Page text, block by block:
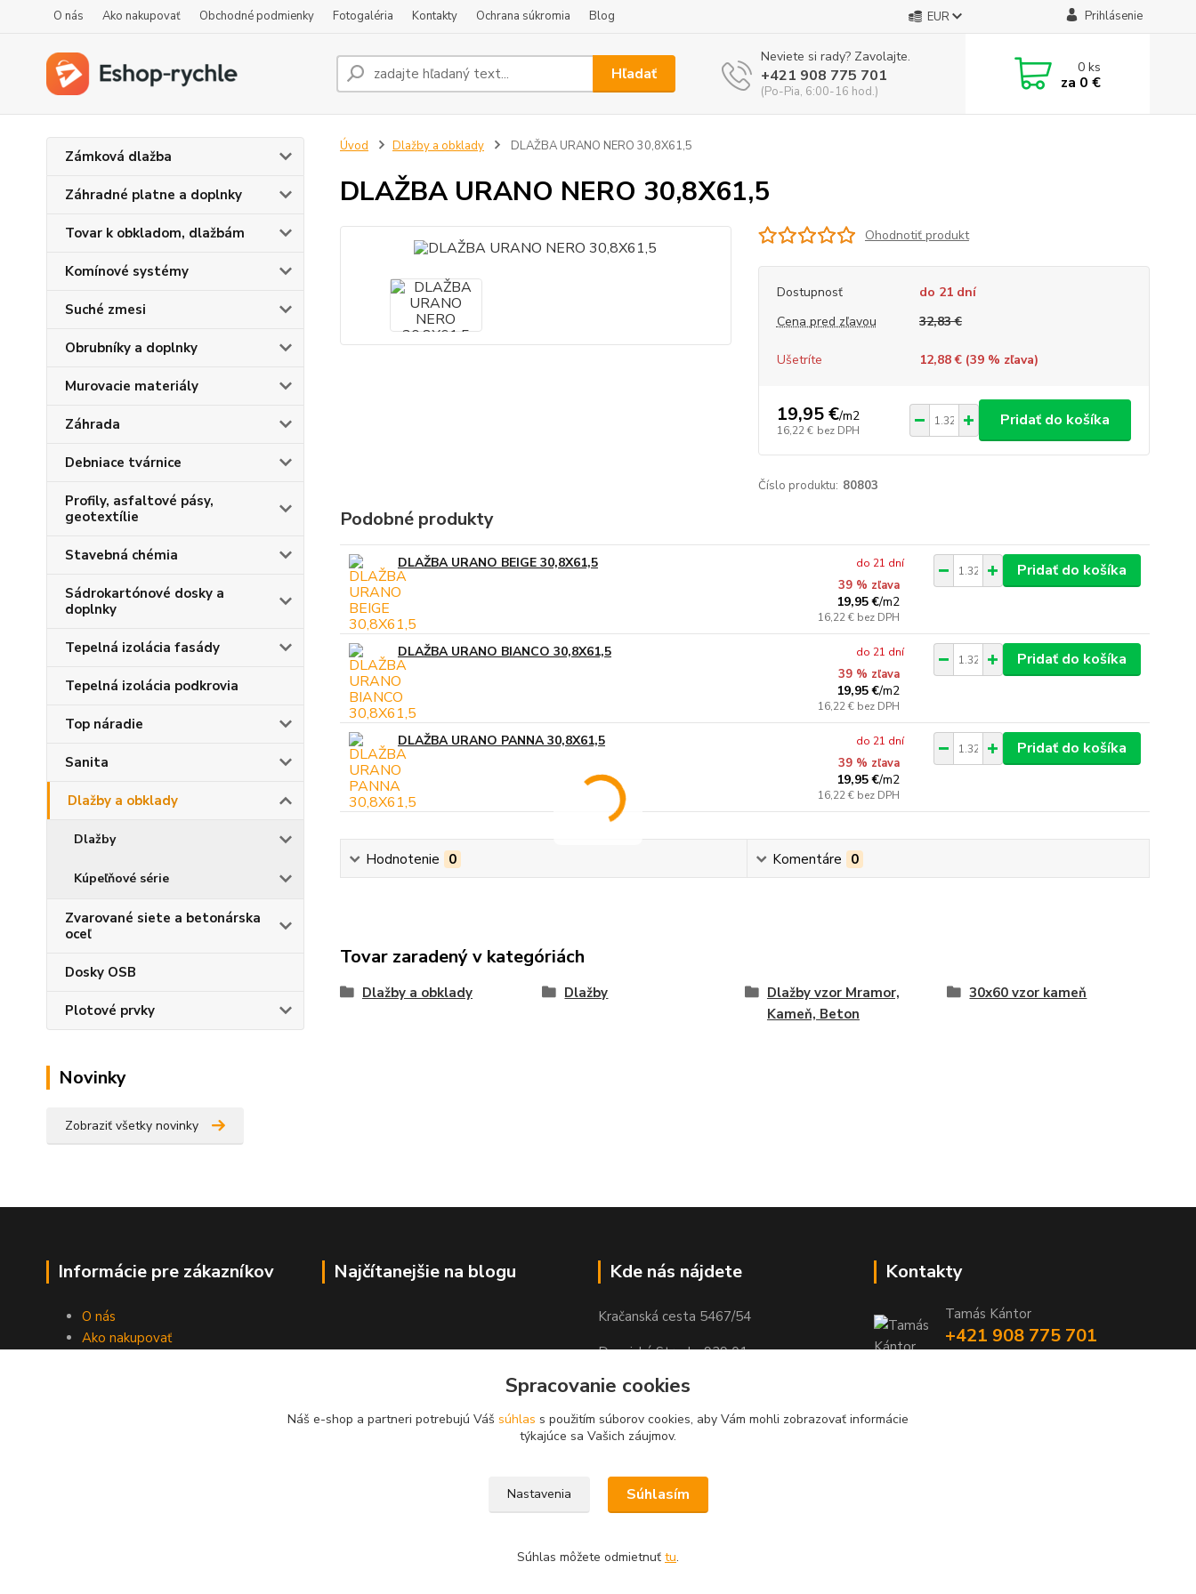
O nás Ako nakupovať Obchodné podmienky Fotogaléria Kontakty Ochrana súkromia Blog EUR Prihlásenie
Hľadať
Neviete si rady? Zavolajte.
+421 908 775 701
(Po-Pia, 6:00-16 hod.)
0ks
za 0 €
Zámková dlažba
Záhradné platne a doplnky
Tovar k obkladom, dlažbám
Komínové systémy
Suché zmesi
Obrubníky a doplnky
Murovacie materiály
Záhrada
Debniace tvárnice
Profily, asfaltové pásy,
geotextílie
Stavebná chémia
Sádrokartónové dosky a
doplnky
Tepelná izolácia fasády
Tepelná izolácia podkrovia
Top náradie
Sanita
Dlažby a obklady
Dlažby
Kúpeľňové série
Zvarované siete a betonárska
oceľ
Dosky OSB
Plotové prvky
Novinky
Zobraziť všetky novinky
Úvod Dlažby a obklady DLAŽBA URANO NERO 30,8X61,5
DLAŽBA URANO NERO 30,8X61,5
Ohodnotiť produkt
Dostupnosť
do 21 dní
Cena pred zľavou
32,83 €
Ušetríte 12,88 € (39% zľava)
19,95 €/m2
16,22 € bez DPH
Pridať do košíka
Číslo produktu: 80803
Podobné produkty
DLAŽBA URANO BEIGE 30,8X61,5
39 % zľava
19,95 €/m2
16,22 € bez DPH
do 21 dní Pridať do košíka
DLAŽBA URANO BIANCO 30,8X61,5
39 % zľava
19,95 €/m2
16,22 € bez DPH
do 21 dní Pridať do košíka
DLAŽBA URANO PANNA 30,8X61,5
39 % zľava
19,95 €/m2
16,22 € bez DPH
do 21 dní Pridať do košíka
Hodnotenie 0 Komentáre 0
Tovar zaradený v kategóriách
Dlažby a obklady Dlažby
Dlažby vzor Mramor,
Kameň, Beton
30x60 vzor kameň
Informácie pre zákazníkov
O nás
Ako nakupovať
Najčítanejšie na blogu Kde nás nájdete
Kračanská cesta 5467/54
Dunajská Streda, 929 01
Kontakty
Tamás Kántor
+421 908 775 701
Spracovanie cookies
Náš e-shop a partneri potrebujú Váš súhlas s použitím súborov cookies, aby Vám mohli zobrazovať informácie
týkajúce sa Vašich záujmov.
Nastavenia Súhlasím
Súhlas môžete odmietnuť tu.